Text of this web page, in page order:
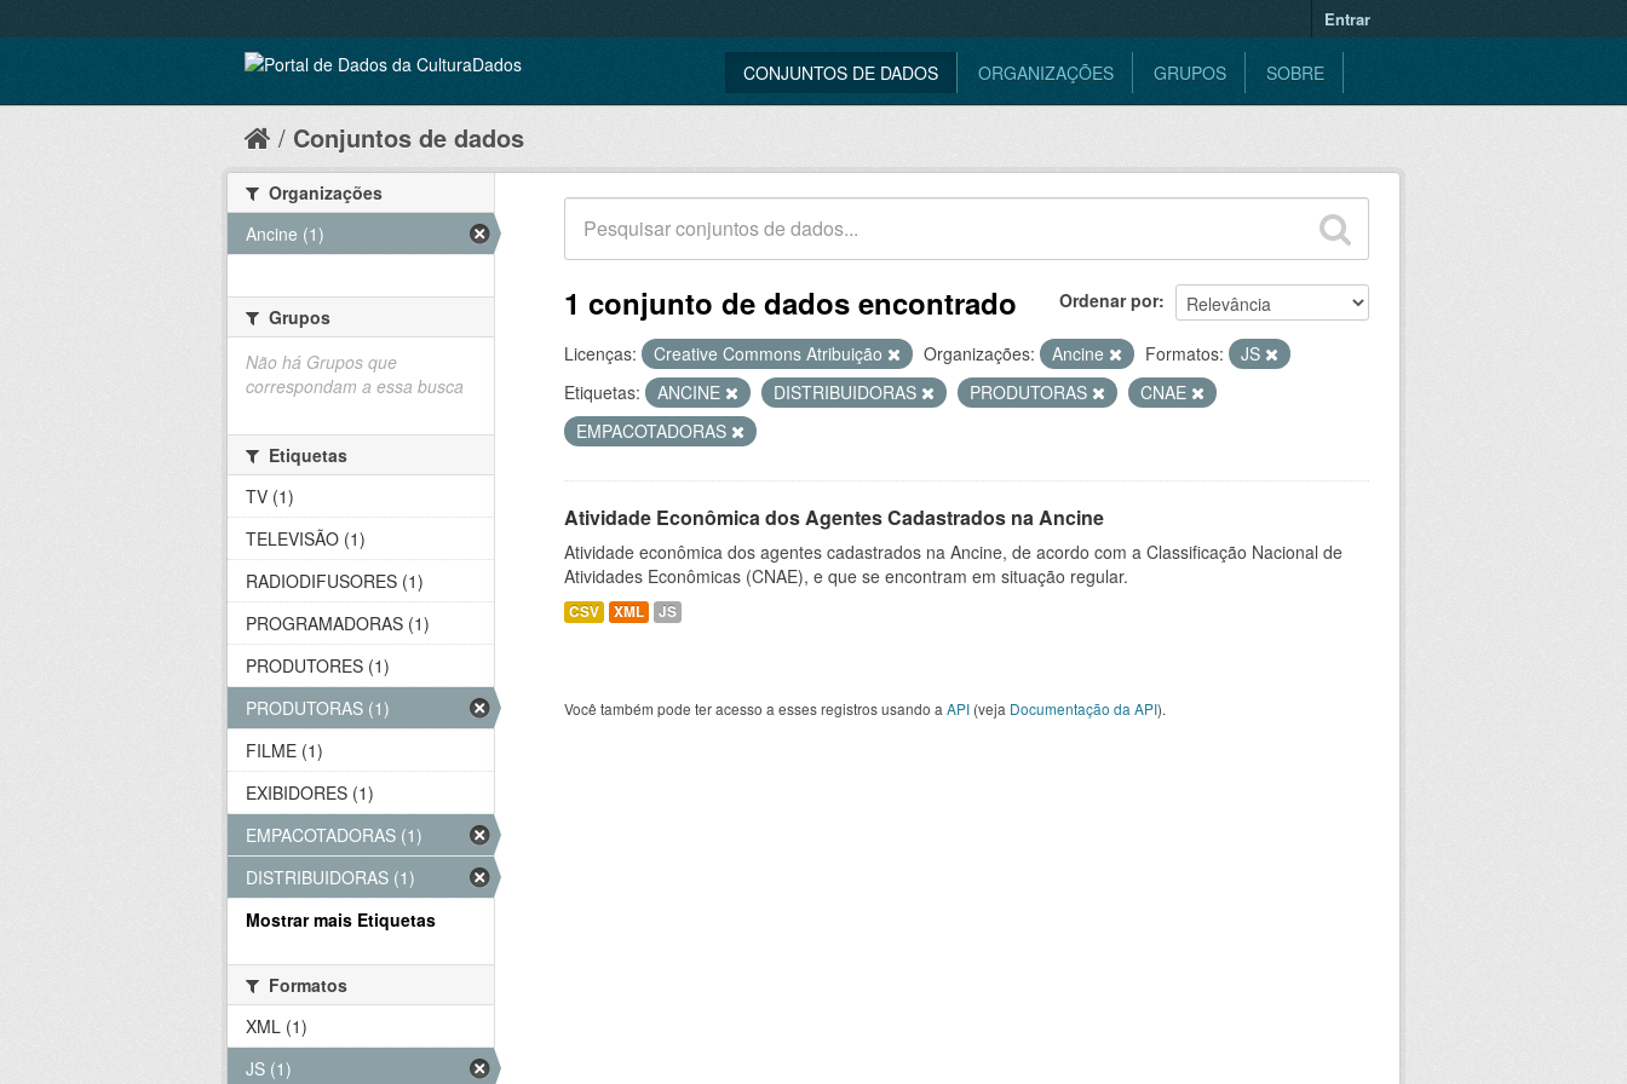
Entrar
CONJUNTOS DE DADOS ORGANIZAÇÕES GRUPOS SOBRE
Conjuntos de dados
Ordenar por
1 conjunto de dados encontrado
Licenças: Creative Commons Atribuição Organizações: Ancine Formatos:
JS
Etiquetas:
ANCINE DISTRIBUIDORAS PRODUTORAS
CNAE
EMPACOTADORAS
Atividade Econômica dos Agentes Cadastrados na Ancine
Atividade econômica dos agentes cadastrados na Ancine, de acordo com a Classificação Nacional de
Atividades Econômicas (CNAE), e que se encontram em situação regular.
CSV XML JS
Você também pode ter acesso a esses registros usando a API (veja Documentação da API).
Organizações
Ancine (1)
Grupos
Não há Grupos que
correspondam a essa busca
Etiquetas
TV (1)
TELEVISÃO (1)
RADIODIFUSORES (1)
PROGRAMADORAS (1)
PRODUTORES (1)
PRODUTORAS (1)
FILME (1)
EXIBIDORES (1)
EMPACOTADORAS (1)
DISTRIBUIDORAS (1)
Mostrar mais Etiquetas
Formatos
XML (1)
JS (1)